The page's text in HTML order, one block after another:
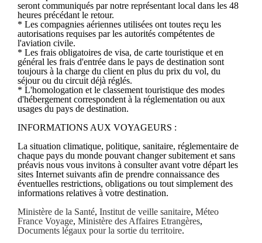
seront communiqués par notre représentant local dans les 48
heures précédant le retour.
* Les compagnies aériennes utilisées ont toutes reçu les
autorisations requises par les autorités compétentes de
l'aviation civile.
* Les frais obligatoires de visa, de carte touristique et en
général les frais d'entrée dans le pays de destination sont
toujours à la charge du client en plus du prix du vol, du
séjour ou du circuit déjà réglés.
* L'homologation et le classement touristique des modes
d'hébergement correspondent à la réglementation ou aux
usages du pays de destination.
INFORMATIONS AUX VOYAGEURS :
La situation climatique, politique, sanitaire, réglementaire de
chaque pays du monde pouvant changer subitement et sans
préavis nous vous invitons à consulter avant votre départ les
sites Internet suivants afin de prendre connaissance des
éventuelles restrictions, obligations ou tout simplement des
informations relatives à votre destination.
Ministère de la Santé, Institut de veille sanitaire, Méteo
France Voyage, Ministère des Affaires Etrangères,
Documents légaux pour la sortie du territoire.